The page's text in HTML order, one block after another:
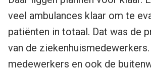
veel ambulances klaar om te
patiënten in totaal. Dat was de
van de
medewerkers en ook de